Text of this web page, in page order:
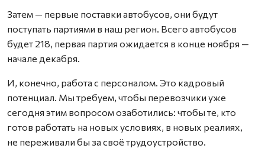
Затем — первые поставки автобусов, они будут
поступать партиями в наш регион. Всего автобусов
будет 218, первая партия ожидается в конце ноября —
начале декабря.
И, конечно, работа с персоналом. Это кадровый
потенциал. Мы требуем, чтобы перевозчики уже
сегодня этим вопросом озаботились: чтобы те, кто
готов работать на новых условиях, в новых реалиях,
не переживали бы за своё трудоустройство.